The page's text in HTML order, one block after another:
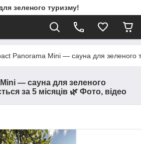
зеленого туризму!
Panorama Mini — сауна для зеленого
— сауна для зеленого
за 5 місяців 🌿 Фото, відео